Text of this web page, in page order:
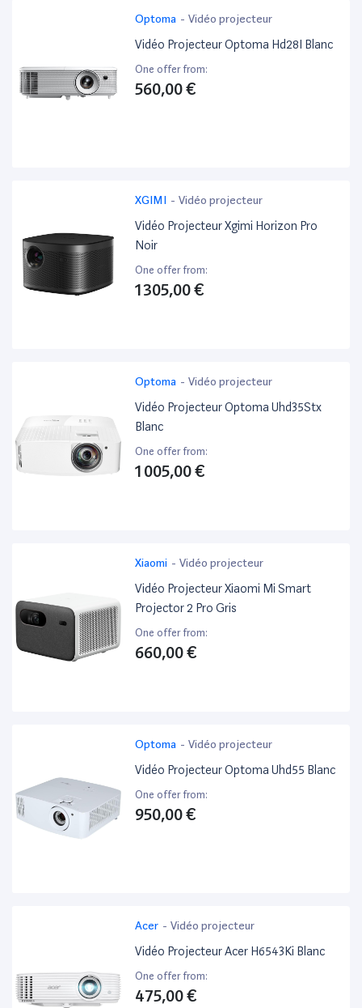
Optoma - Vidéo projecteur
Vidéo Projecteur Optoma Hd28I Blanc
One offer from:
560,00 €
XGIMI - Vidéo projecteur
Vidéo Projecteur Xgimi Horizon Pro
Noir
One offer from:
1 305,00 €
Optoma - Vidéo projecteur
Vidéo Projecteur Optoma Uhd35Stx
Blanc
One offer from:
1 005,00 €
Xiaomi - Vidéo projecteur
Vidéo Projecteur Xiaomi Mi Smart
Projector 2 Pro Gris
One offer from:
660,00 €
Optoma - Vidéo projecteur
Vidéo Projecteur Optoma Uhd55 Blanc
One offer from:
950,00 €
Acer - Vidéo projecteur
Vidéo Projecteur Acer H6543Ki Blanc
One offer from:
475,00 €